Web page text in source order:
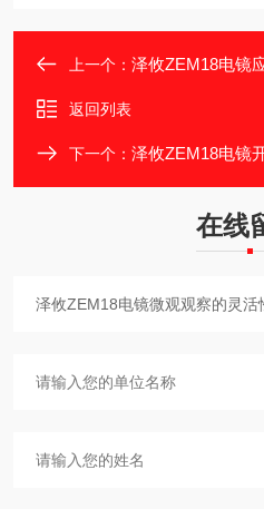
上一个： 泽攸ZEM18电镜
返回列表
下一个： 泽攸ZEM18电镜
在线